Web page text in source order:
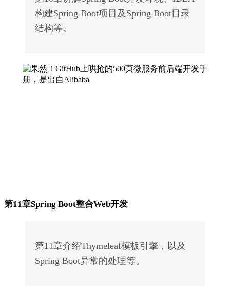
构建Spring Boot项目及Spring Boot目录
结构等。
第11章Spring Boot整合Web开发
第11章介绍Thymeleaf模板引擎，以及
Spring Boot异常的处理等。